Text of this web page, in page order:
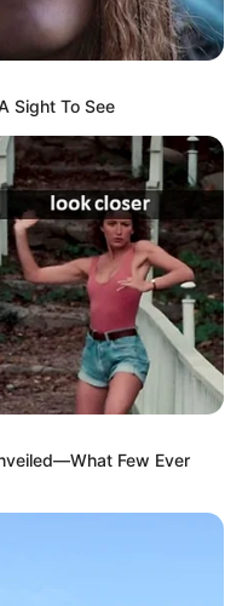
Sight To See
Few Ever